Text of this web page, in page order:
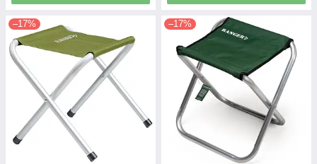
–17% –17%